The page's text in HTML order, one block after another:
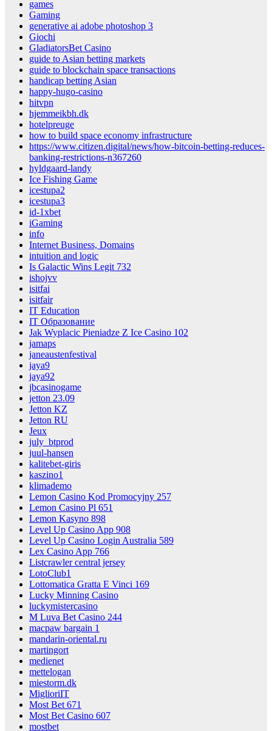
games
Gaming
generative ai adobe photoshop 3
Giochi
GladiatorsBet Casino
guide to Asian betting markets
guide to blockchain space transactions
handicap betting Asian
happy-hugo-casino
hitvpn
hjemmeikbh.dk
hotelpreuge
how to build space economy infrastructure
https://www.citizen.digital/news/how-bitcoin-betting-reduces-
banking-restrictions-n367260
hyldgaard-landy
Ice Fishing Game
icestupa2
icestupa3
id-1xbet
iGaming
info
Internet Business, Domains
intuition and logic
Is Galactic Wins Legit 732
ishojvv
isitfai
isitfair
IT Education
IT Образование
Jak Wyplacic Pieniadze Z Ice Casino 102
jamaps
janeaustenfestival
jaya9
jaya92
jbcasinogame
jetton 23.09
Jetton KZ
Jetton RU
Jeux
july_btprod
juul-hansen
kalitebet-giris
kaszino1
klimademo
Lemon Casino Kod Promocyjny 257
Lemon Casino Pl 651
Lemon Kasyno 898
Level Up Casino App 908
Level Up Casino Login Australia 589
Lex Casino App 766
Listcrawler central jersey
LotoClub1
Lottomatica Gratta E Vinci 169
Lucky Minning Casino
luckymistercasino
M Luva Bet Casino 244
macpaw bargain 1
mandarin-oriental.ru
martingort
medienet
mettelogan
miestorm.dk
MiglioriIT
Most Bet 671
Most Bet Casino 607
mostbet